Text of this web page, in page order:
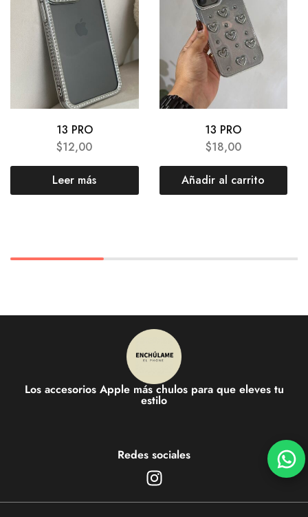
13 PRO
$12,00
Leer más
13 PRO
$18,00
Añadir al carrito
Los accesorios Apple más chulos para que eleves tu
estilo
Redes sociales